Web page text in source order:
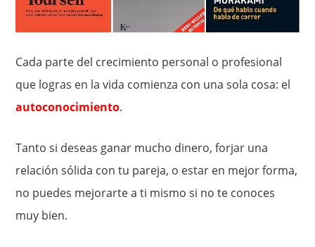
Cada parte del crecimiento personal o profesional
que logras en la vida comienza con una sola cosa: el
autoconocimiento.
Tanto si deseas ganar mucho dinero, forjar una
relación sólida con tu pareja, o estar en mejor forma,
no puedes mejorarte a ti mismo si no te conoces
muy bien.